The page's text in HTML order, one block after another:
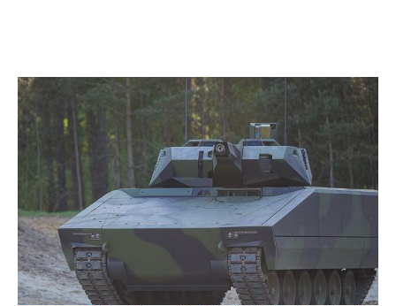
EXCLUSIV